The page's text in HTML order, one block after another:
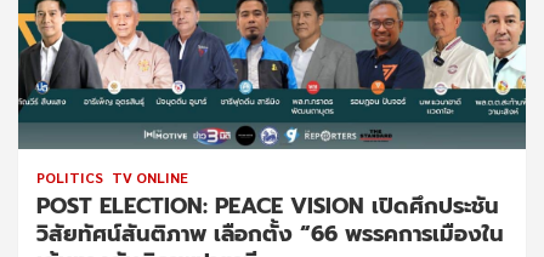
POLITICS TV ONLINE
POST ELECTION: PEACE VISION เปิดศึกประชัน
วิสัยทัศน์สันติภาพ เลือกตั้ง “66 พรรคการเมืองใน